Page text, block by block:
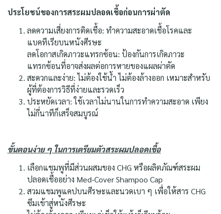
ประโยชน์ของการสระผมปลอดเชื้อก่อนการผ่าตัด
ลดความเสี่ยงการติดเชื้อ: ทำความสะอาดเชื้อโรคและ
แบคทีเรียบนหนังศีรษะ
ลดโอกาสเกิดภาวะแทรกซ้อน: ป้องกันการเกิดภาวะ
แทรกซ้อนที่อาจส่งผลต่อการหายของแผลผ่าตัด
สะดวกและง่าย: ไม่ต้องใช้น้ำ ไม่ต้องล้างออก เหมาะสำหรับ
ผู้ที่ต้องการวิธีที่ง่ายและรวดเร็ว
ประหยัดเวลา: ใช้เวลาไม่นานในการทำความสะอาด เพียง
ไม่กี่นาทีก็เสร็จสมบูรณ์
ขั้นตอนง่าย ๆ ในการเตรียมตัวสระผมปลอดเชื้อ
เลือกแชมพูที่มีส่วนผสมของ CHG หรือผลิตภัณฑ์สระผม
ปลอดเชื้ออย่าง Med-Cover Shampoo Cap
สวมแชมพูแคปบนศีรษะและนวดเบา ๆ เพื่อให้สาร CHG
ซึมเข้าสู่หนังศีรษะ